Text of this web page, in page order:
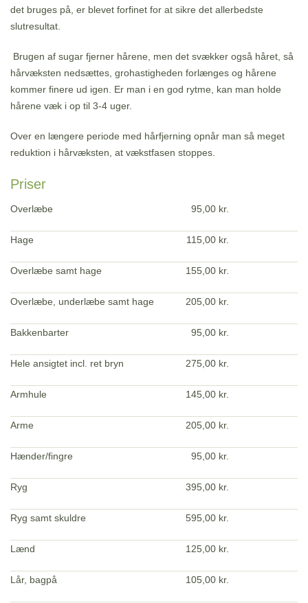
det bruges på, er blevet forfinet for at sikre det allerbedste
slutresultat.
Brugen af sugar fjerner hårene, men det svækker også håret, så
hårvæksten nedsættes, grohastigheden forlænges og hårene
kommer finere ud igen. Er man i en god rytme, kan man holde
hårene væk i op til 3-4 uger.
Over en længere periode med hårfjerning opnår man så meget
reduktion i hårvæksten, at vækstfasen stoppes.
Priser
Overlæbe 95,00 kr.
Hage 115,00 kr.
Overlæbe samt hage 155,00 kr.
Overlæbe, underlæbe samt hage 205,00 kr.
Bakkenbarter 95,00 kr.
Hele ansigtet incl. ret bryn 275,00 kr.
Armhule 145,00 kr.
Arme 205,00 kr.
Hænder/fingre 95,00 kr.
Ryg 395,00 kr.
Ryg samt skuldre 595,00 kr.
Lænd 125,00 kr.
Lår, bagpå 105,00 kr.